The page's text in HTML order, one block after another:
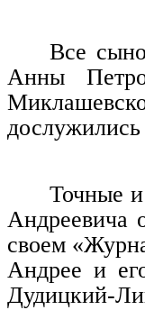
Все
Анны
дослужились
Точные
Андреевича
своем
Андрее и
Дудицкий-